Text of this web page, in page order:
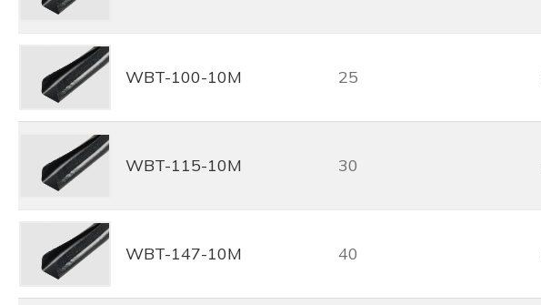
WBT-100-10M 25
WBT-115-10M 30
WBT-147-10M 40